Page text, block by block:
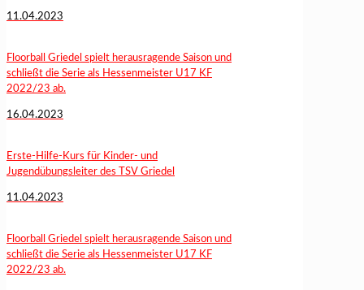
11.04.2023
Floorball Griedel spielt herausragende Saison und
schließt die Serie als Hessenmeister U17 KF
2022/23 ab.
16.04.2023
Erste-Hilfe-Kurs für Kinder- und
Jugendübungsleiter des TSV Griedel
11.04.2023
Floorball Griedel spielt herausragende Saison und
schließt die Serie als Hessenmeister U17 KF
2022/23 ab.